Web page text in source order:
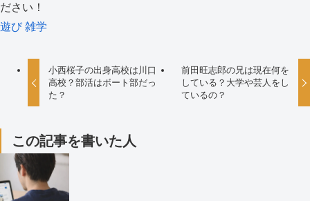
ださい！
遊び雑学
小西桜子の出身高校は川口
高校？部活はボート部だっ
た？
前田旺志郎の兄は現在何を
している？大学や芸人をし
ているの？
この記事を書いた人